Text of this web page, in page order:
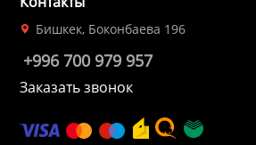
Бишкек, Боконбаева 196
+996 700 979 957
Заказать звонок